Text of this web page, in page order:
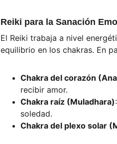
Reiki para la Sanación
El Reiki trabaja a nivel
equilibrio en los chakras. En
Chakra del corazón
recibir amor.
Chakra raíz (Muladhara)
soledad.
Chakra del plexo solar